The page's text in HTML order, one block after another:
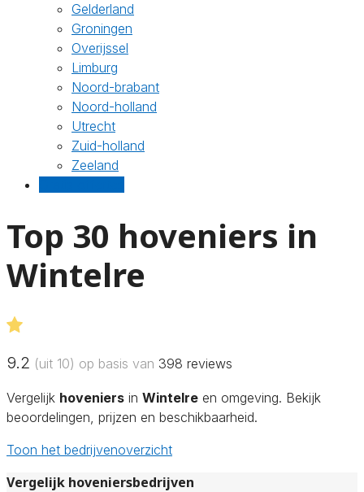
Gelderland
Groningen
Overijssel
Limburg
Noord-brabant
Noord-holland
Utrecht
Zuid-holland
Zeeland
Top 30 hoveniers in
Wintelre
9.2 (uit 10) op basis van 398 reviews
Vergelijk hoveniers in Wintelre en omgeving. Bekijk
beoordelingen, prijzen en beschikbaarheid.
Toon het bedrijvenoverzicht
Vergelijk hoveniersbedrijven